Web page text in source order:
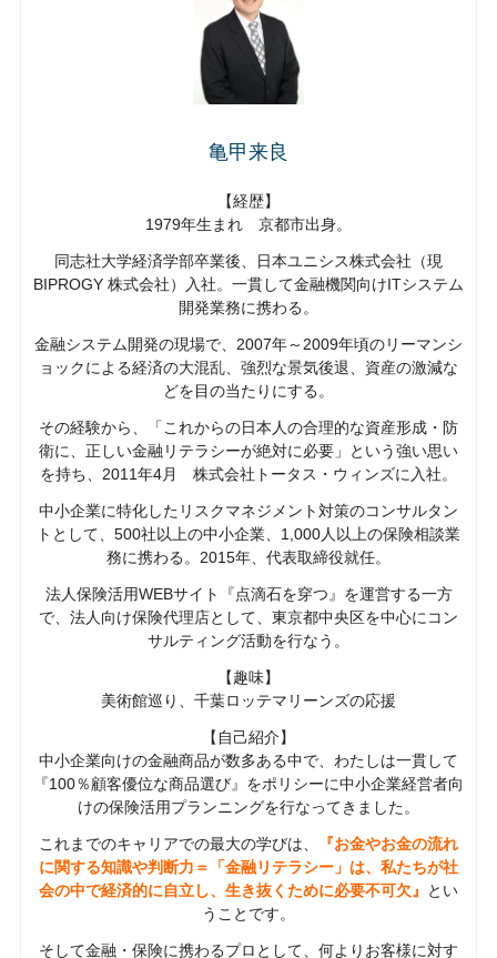
亀甲来良
【経歴】
1979年生まれ 京都市出身。
同志社大学経済学部卒業後、日本ユニシス株式会社（現
BIPROGY 株式会社）入社。一貫して金融機関向けITシステム
開発業務に携わる。
金融システム開発の現場で、2007年～2009年頃のリーマンシ
ョックによる経済の大混乱、強烈な景気後退、資産の激減な
どを目の当たりにする。
その経験から、「これからの日本人の合理的な資産形成・防
衛に、正しい金融リテラシーが絶対に必要」という強い思い
を持ち、2011年4月 株式会社トータス・ウィンズに入社。
中小企業に特化したリスクマネジメント対策のコンサルタン
トとして、500社以上の中小企業、1,000人以上の保険相談業
務に携わる。2015年、代表取締役就任。
法人保険活用WEBサイト『点滴石を穿つ』を運営する一方
で、法人向け保険代理店として、東京都中央区を中心にコン
サルティング活動を行なう。
【趣味】
美術館巡り、千葉ロッテマリーンズの応援
【自己紹介】
中小企業向けの金融商品が数多ある中で、わたしは一貫して
『100％顧客優位な商品選び』をポリシーに中小企業経営者向
けの保険活用プランニングを行なってきました。
これまでのキャリアでの最大の学びは、
『お金やお金の流れ
に関する知識や判断力＝「金融リテラシー」は、私たちが社
会の中で経済的に自立し、生き抜くために必要不可欠』
とい
うことです。
そして金融・保険に携わるプロとして、何よりお客様に対す